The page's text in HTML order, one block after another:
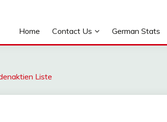
Home Contact Us German Stats
Liste